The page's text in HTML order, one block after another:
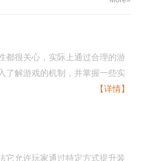
都很关心，实际上通过合理的游
了解游戏的机制，并掌握一些实
【详情】
它允许玩家通过特定方式提升装